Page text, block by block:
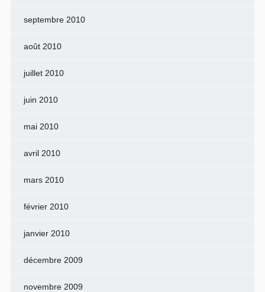
septembre 2010
août 2010
juillet 2010
juin 2010
mai 2010
avril 2010
mars 2010
février 2010
janvier 2010
décembre 2009
novembre 2009